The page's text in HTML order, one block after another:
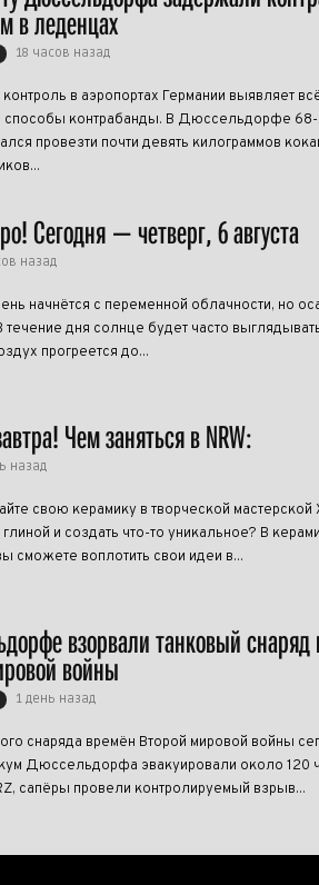
в леденцах
18 часов назад
в аэропортах Германии выявляет
контрабанды. В Дюссельдорфе 68-
провезти почти девять килограммов
Сегодня — четверг, 6 августа
назад
начнётся с переменной облачности, но
течение дня солнце будет часто
прогреется до...
Чем заняться в NRW:
назад
свою керамику в творческой мастерской
глиной и создать что-то уникальное? В
сможете воплотить свои идеи в...
взорвали танковый снаряд
войны
1 день назад
снаряда времён Второй мировой войны
Дюссельдорфа эвакуировали около 120
сапёры провели контролируемый взрыв...